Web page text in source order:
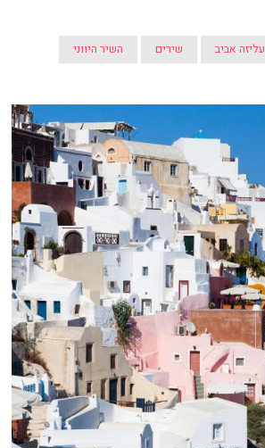
עליזה אביב שירים השיר היווני